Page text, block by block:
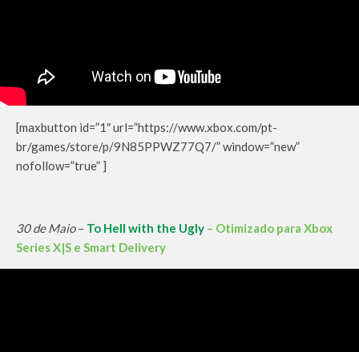
[maxbutton id=”1″ url=”https://www.xbox.com/pt-
br/games/store/p/9N85PPWZ77Q7/” window=”new”
nofollow=”true” ]
30 de Maio– To Hell with the Ugly – Otimizado para Xbox
Series X|S e Smart Delivery